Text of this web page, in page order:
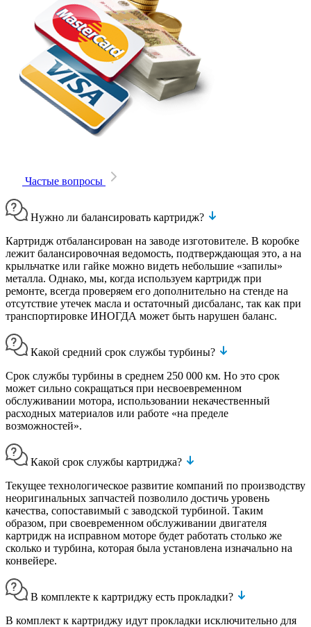
Частые вопросы
Нужно ли балансировать картридж?
Картридж отбалансирован на заводе изготовителе. В коробке
лежит балансировочная ведомость, подтверждающая это, а на
крыльчатке или гайке можно видеть небольшие «запилы»
металла. Однако, мы, когда используем картридж при
ремонте, всегда проверяем его дополнительно на стенде на
отсутствие утечек масла и остаточный дисбаланс, так как при
транспортировке ИНОГДА может быть нарушен баланс.
Какой средний срок службы турбины?
Срок службы турбины в среднем 250 000 км. Но это срок
может сильно сокращаться при несвоевременном
обслуживании мотора, использовании некачественный
расходных материалов или работе «на пределе
возможностей».
Какой срок службы картриджа?
Текущее технологическое развитие компаний по производству
неоригинальных запчастей позволило достичь уровень
качества, сопоставимый с заводской турбиной. Таким
образом, при своевременном обслуживании двигателя
картридж на исправном моторе будет работать столько же
сколько и турбина, которая была установлена изначально на
конвейере.
В комплекте к картриджу есть прокладки?
В комплект к картриджу идут прокладки исключительно для